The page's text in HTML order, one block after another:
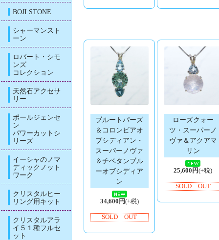
BOJI STONE
シャーマンスト
ーン
ロバート・シモ
ンズ
コレクション
天然石アクセサ
リー
ポールジェンセ
ン
パワーカットシ
リーズ
イーシャのノマ
ディックノット
ワーク
クリスタルヒー
リング用キット
クリスタルアラ
イ５１種フルセ
ット
ブルートパーズ
＆コロンビアオ
ブシディアン・
スーパーノヴァ
＆チベタンブル
ーオブシディア
ン
34,600円(+税)
SOLD OUT
ローズクォー
ツ・スーパーノ
ヴァ＆アクアマ
リン
25,600円(+税)
SOLD OUT